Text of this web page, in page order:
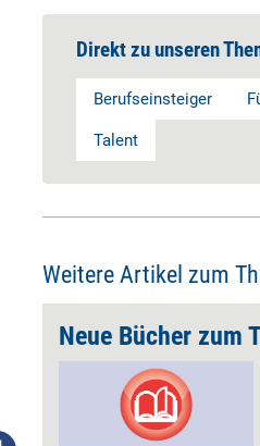
Direkt zu unseren
Berufseinsteiger
Talent
Weitere Artikel zum
Neue Bücher zum